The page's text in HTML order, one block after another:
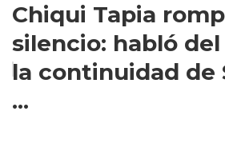
Chiqui Tapia
silencio: habló
la continuidad de
...